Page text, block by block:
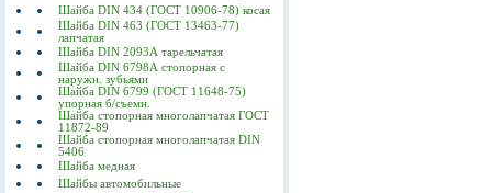
Шайба DIN 434 (ГОСТ 10906-78) косая
Шайба DIN 463 (ГОСТ 13463-77)
лапчатая
Шайба DIN 2093А тарельчатая
Шайба DIN 6798А стопорная с
наружн. зубьями
Шайба DIN 6799 (ГОСТ 11648-75)
упорная б/съемн.
Шайба стопорная многолапчатая ГОСТ
11872-89
Шайба стопорная многолапчатая DIN
5406
Шайба медная
Шайбы автомобильные